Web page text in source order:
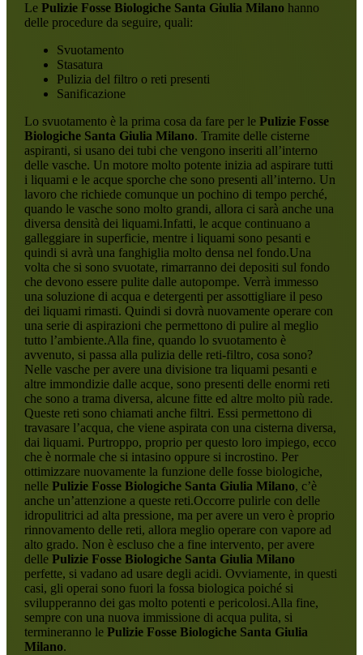
Le Pulizie Fosse Biologiche Santa Giulia Milanohanno
delle procedure da seguire, quali:
Svuotamento
Stasatura
Pulizia del filtro o reti presenti
Sanificazione
Lo svuotamento è la prima cosa da fare per le Pulizie Fosse
Biologiche Santa Giulia Milano. Tramite delle cisterne
aspiranti, si usano dei tubi che vengono inseriti all’interno
delle vasche. Un motore molto potente inizia ad aspirare tutti
i liquami e le acque sporche che sono presenti all’interno. Un
lavoro che richiede comunque un pochino di tempo perché,
quando le vasche sono molto grandi, allora ci sarà anche una
diversa densità dei liquami.Infatti, le acque continuano a
galleggiare in superficie, mentre i liquami sono pesanti e
quindi si avrà una fanghiglia molto densa nel fondo.Una
volta che si sono svuotate, rimarranno dei depositi sul fondo
che devono essere pulite dalle autopompe. Verrà immesso
una soluzione di acqua e detergenti per assottigliare il peso
dei liquami rimasti. Quindi si dovrà nuovamente operare con
una serie di aspirazioni che permettono di pulire al meglio
tutto l’ambiente.Alla fine, quando lo svuotamento è
avvenuto, si passa alla pulizia delle reti-filtro, cosa sono?
Nelle vasche per avere una divisione tra liquami pesanti e
altre immondizie dalle acque, sono presenti delle enormi reti
che sono a trama diversa, alcune fitte ed altre molto più rade.
Queste reti sono chiamati anche filtri. Essi permettono di
travasare l’acqua, che viene aspirata con una cisterna diversa,
dai liquami. Purtroppo, proprio per questo loro impiego, ecco
che è normale che si intasino oppure si incrostino. Per
ottimizzare nuovamente la funzione delle fosse biologiche,
nelle Pulizie Fosse Biologiche Santa Giulia Milano, c’è
anche un’attenzione a queste reti.Occorre pulirle con delle
idropulitrici ad alta pressione, ma per avere un vero è proprio
rinnovamento delle reti, allora meglio operare con vapore ad
alto grado. Non è escluso che a fine intervento, per avere
delle Pulizie Fosse Biologiche Santa Giulia Milano
perfette, si vadano ad usare degli acidi. Ovviamente, in questi
casi, gli operai sono fuori la fossa biologica poiché si
svilupperanno dei gas molto potenti e pericolosi.Alla fine,
sempre con una nuova immissione di acqua pulita, si
termineranno le Pulizie Fosse Biologiche Santa Giulia
Milano.